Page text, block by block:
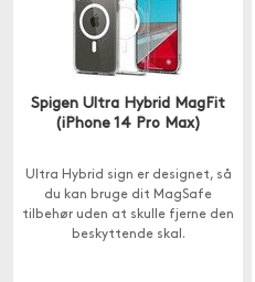
Spigen Ultra Hybrid MagFit
(iPhone 14 Pro Max)
Ultra Hybrid sign er designet, så
du kan bruge dit MagSafe
tilbehør uden at skulle fjerne den
beskyttende skal.